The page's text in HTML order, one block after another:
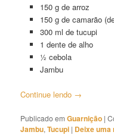
150 g de arroz
150 g de camarão
300 ml de tucupi
1 dente de alho
½ cebola
Jambu
Continue lendo →
Publicado em Guarnição |
Jambu,Tucupi | Deixe